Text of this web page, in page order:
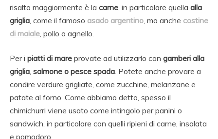
risalta maggiormente è la carne, in particolare quella alla
griglia, come il famoso asado argentino, ma anche costine
di maiale, pollo o agnello.
Per i piatti di mare provate ad utilizzarlo con gamberi alla
griglia, salmone o pesce spada. Potete anche provare a
condire verdure grigliate, come zucchine, melanzane e
patate al forno. Come abbiamo detto, spesso il
chimichurri viene usato come intingolo per panini o
sandwich, in particolare con quelli ripieni di carne, insalata
e pomodoro.